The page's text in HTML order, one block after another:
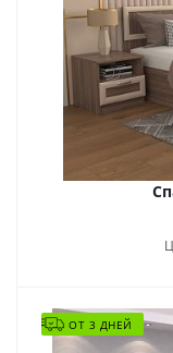
ОТ 3 ДНЕЙ